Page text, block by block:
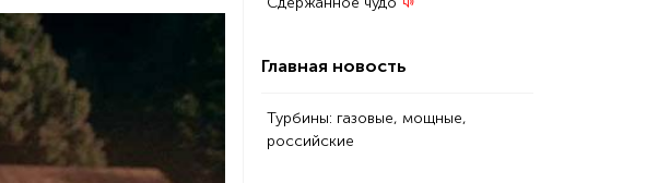
Главная новость
Турбины: газовые, мощные,
российские